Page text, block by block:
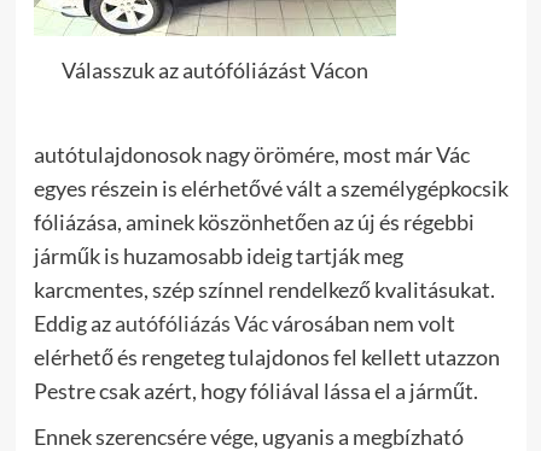
Válasszuk az autófóliázást Vácon
autótulajdonosok nagy örömére, most már Vác
egyes részein is elérhetővé vált a személygépkocsik
fóliázása, aminek köszönhetően az új és régebbi
járműk is huzamosabb ideig tartják meg
karcmentes, szép színnel rendelkező kvalitásukat.
Eddig azautófóliázás Vácvárosában nem volt
elérhető és rengeteg tulajdonos fel kellett utazzon
Pestre csak azért, hogy fóliával lássa el a járműt.
Ennek szerencsére vége, ugyanis a megbízható